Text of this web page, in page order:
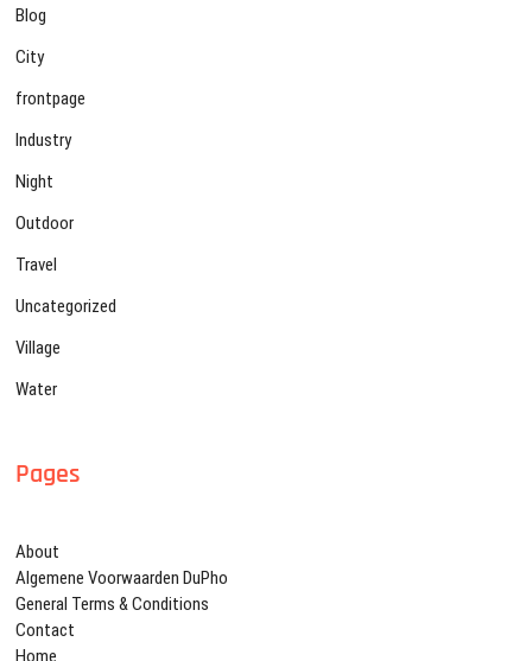
Blog
City
frontpage
Industry
Night
Outdoor
Travel
Uncategorized
Village
Water
Pages
About
Algemene Voorwaarden DuPho
General Terms & Conditions
Contact
Home